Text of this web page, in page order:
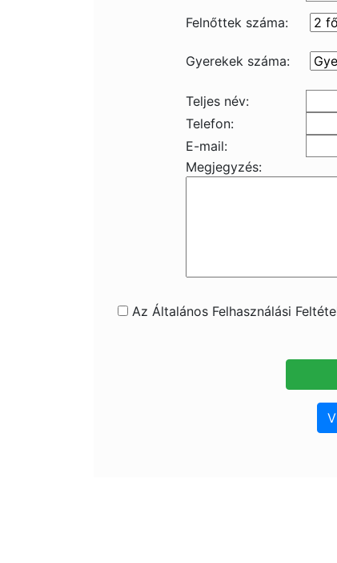
Felnőttek száma:
Gyerekek száma:
Teljes név:
Telefon:
E-mail:
Megjegyzés:
Az Általános Felhasználási